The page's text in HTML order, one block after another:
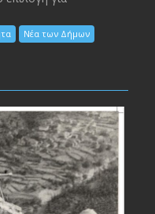
Νέα των Δήμων